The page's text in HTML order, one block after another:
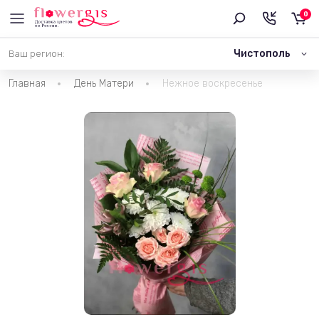
Ваш регион: Чистополь
0
Главная День Матери Нежное воскресенье